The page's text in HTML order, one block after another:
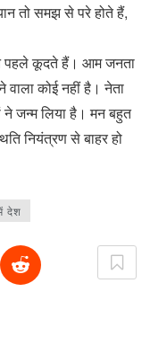
तो समझ से परे होते हैं,
पहले कूदते हैं। आम जनता
कोई नहीं है। नेता
ने जन्म लिया है। मन बहुत
नियंत्रण से बाहर हो
देश